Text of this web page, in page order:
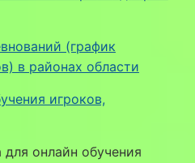
(график
в районах области
игроков,
онлайн обучения